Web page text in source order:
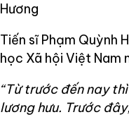
Hương
Tiến sĩ Phạm Quỳnh
học Xã hội Việt Nam
“Từ trước đến nay
lương hưu. Trước